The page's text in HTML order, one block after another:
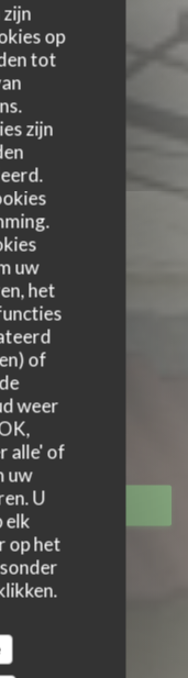
op
tot
zijn
uw
het
of
weer
alle' of
uw
U
elk
op het